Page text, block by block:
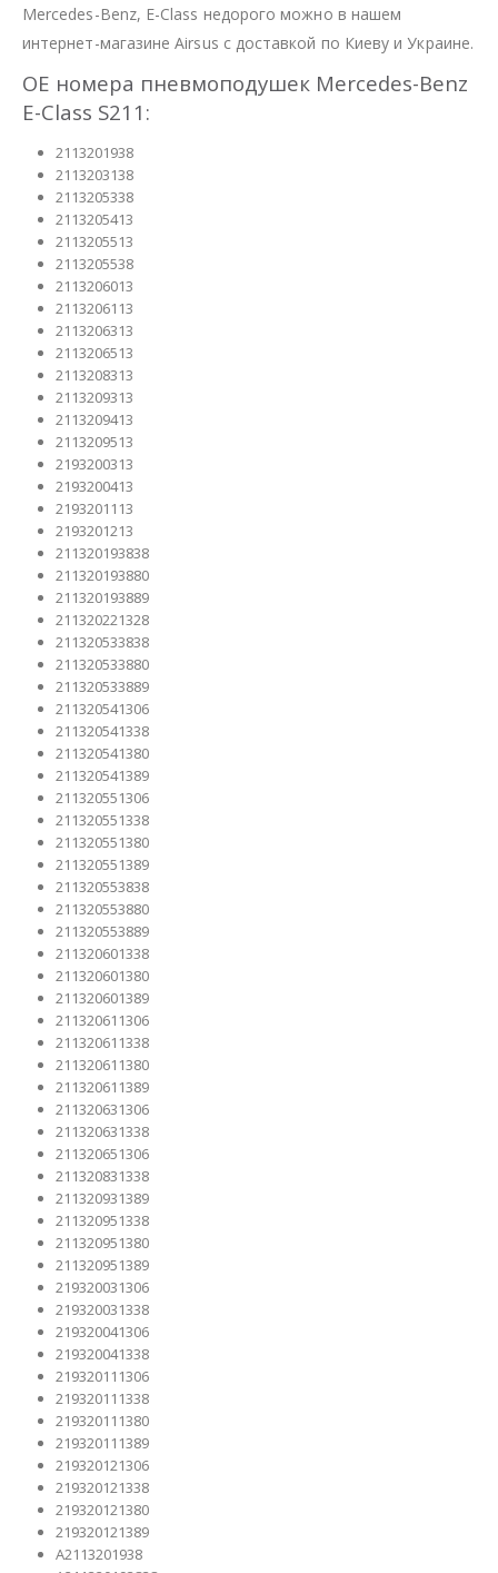
Mercedes-Benz, E-Class недорого можно в нашем
интернет-магазине Airsus с доставкой по Киеву и Украине.
OE номера пневмоподушек Mercedes-Benz
E-Class S211:
2113201938
2113203138
2113205338
2113205413
2113205513
2113205538
2113206013
2113206113
2113206313
2113206513
2113208313
2113209313
2113209413
2113209513
2193200313
2193200413
2193201113
2193201213
211320193838
211320193880
211320193889
211320221328
211320533838
211320533880
211320533889
211320541306
211320541338
211320541380
211320541389
211320551306
211320551338
211320551380
211320551389
211320553838
211320553880
211320553889
211320601338
211320601380
211320601389
211320611306
211320611338
211320611380
211320611389
211320631306
211320631338
211320651306
211320831338
211320931389
211320951338
211320951380
211320951389
219320031306
219320031338
219320041306
219320041338
219320111306
219320111338
219320111380
219320111389
219320121306
219320121338
219320121380
219320121389
A2113201938